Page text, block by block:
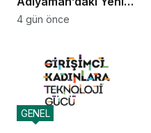
Kamp’üs’te yılda 2.000
4 gün önce
GENEL